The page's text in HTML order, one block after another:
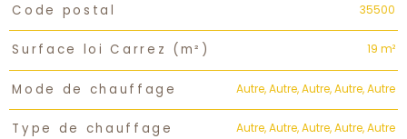
Code postal 35500
Surface loi Carrez (m²) 19 m²
Mode de chauffage Autre, Autre, Autre, Autre, Autre
Type de chauffage Autre, Autre, Autre, Autre, Autre